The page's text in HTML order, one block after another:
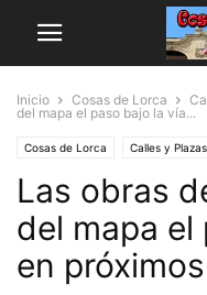
Inicio Cosas de Lorca
del mapa el paso bajo la vía...
Cosas de Lorca Calles y Plazas
Las obras
del mapa el
en